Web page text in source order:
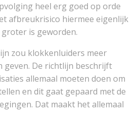
heel erg goed op orde
afbreukrisico hiermee eigenlijk
is geworden.
zou klokkenluiders meer
geven. De richtlijn beschrijft
allemaal moeten doen om
en dit gaat gepaard met de
Dat maakt het allemaal